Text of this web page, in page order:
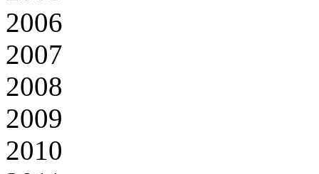
2006
2007
2008
2009
2010